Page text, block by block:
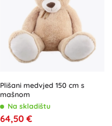
Plišani medvjed 150 cm s
mašnom
Na skladištu
64,50 €